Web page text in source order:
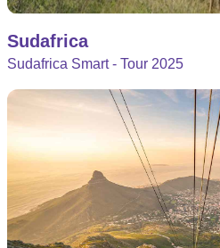
Sudafrica
Sudafrica Smart - Tour 2025